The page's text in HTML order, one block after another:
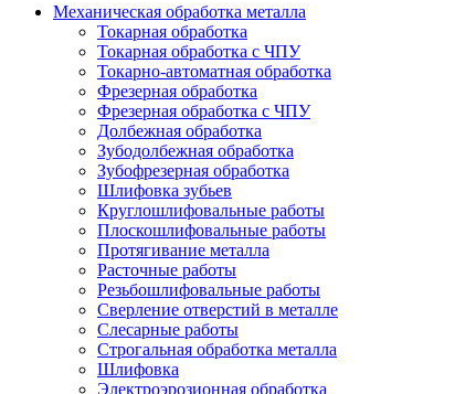
Механическая обработка металла
Токарная обработка
Токарная обработка с ЧПУ
Токарно-автоматная обработка
Фрезерная обработка
Фрезерная обработка c ЧПУ
Долбежная обработка
Зубодолбежная обработка
Зубофрезерная обработка
Шлифовка зубьев
Круглошлифовальные работы
Плоскошлифовальные работы
Протягивание металла
Расточные работы
Резьбошлифовальные работы
Сверление отверстий в металле
Слесарные работы
Строгальная обработка металла
Шлифовка
Электроэрозионная обработка